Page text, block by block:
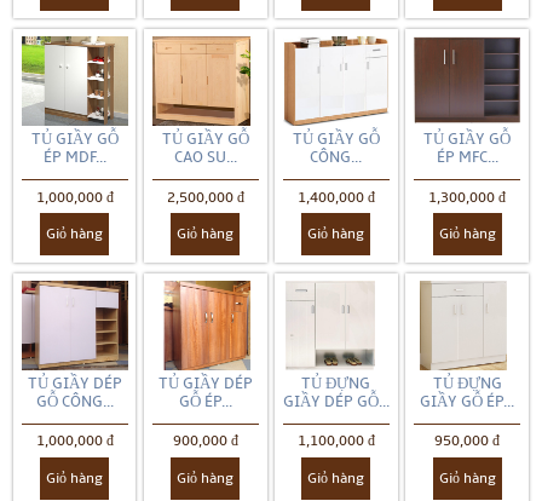
TỦ GIẦY GỖ
ÉP MDF...
1,000,000 đ
Giỏ hàng
TỦ GIẦY GỖ
CAO SU...
2,500,000 đ
Giỏ hàng
TỦ GIẦY GỖ
CÔNG...
1,400,000 đ
Giỏ hàng
TỦ GIẦY GỖ
ÉP MFC...
1,300,000 đ
Giỏ hàng
TỦ GIẦY DÉP
GỖ CÔNG...
1,000,000 đ
Giỏ hàng
TỦ GIẦY DÉP
GỖ ÉP...
900,000 đ
Giỏ hàng
TỦ ĐỰNG
GIẦY DÉP GỖ...
1,100,000 đ
Giỏ hàng
TỦ ĐỰNG
GIẦY GỖ ÉP...
950,000 đ
Giỏ hàng